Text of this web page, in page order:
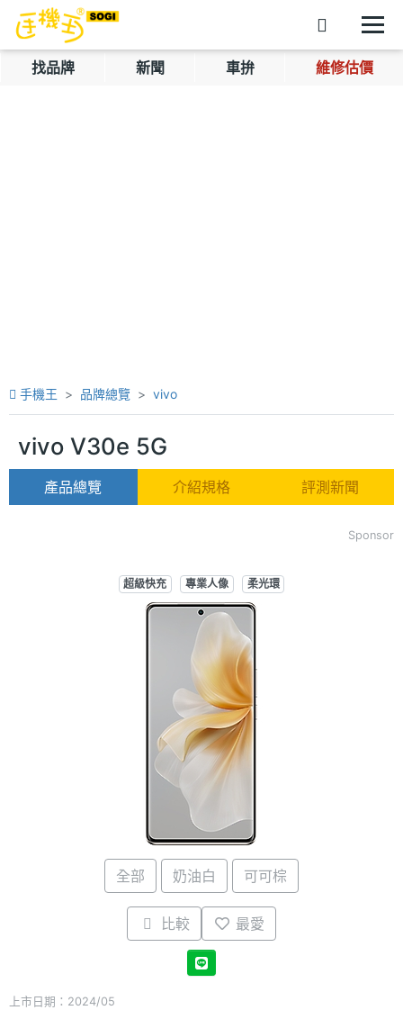
找品牌 新聞 車拚 維修估價
手機王 品牌總覽 vivo
vivo V30e 5G
產品總覽 介紹規格 評測新聞
Sponsor
超級快充 專業人像 柔光環
全部 奶油白 可可棕
比較 最愛
上市日期：2024/05